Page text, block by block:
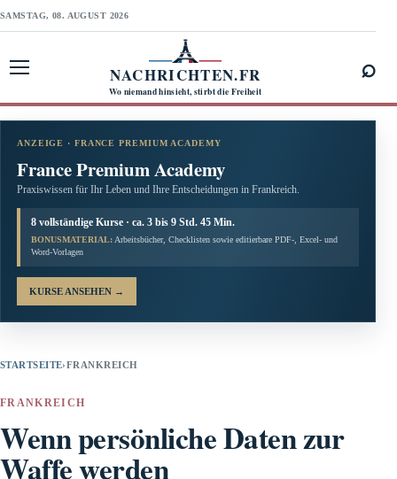
SAMSTAG, 08. AUGUST 2026
NACHRICHTEN.FR
Wo niemand hinsieht, stirbt die Freiheit
⌕
ANZEIGE · FRANCE PREMIUM ACADEMY
France Premium Academy
Praxiswissen für Ihr Leben und Ihre Entscheidungen in Frankreich.
8 vollständige Kurse · ca. 3 bis 9 Std. 45 Min.
BONUSMATERIAL: Arbeitsbücher, Checklisten sowie editierbare PDF-, Excel- und
Word-Vorlagen
KURSE ANSEHEN →
STARTSEITE›FRANKREICH
FRANKREICH
Wenn persönliche Daten zur
Waffe werden